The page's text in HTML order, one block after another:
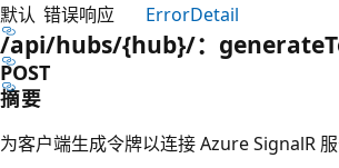
默认 错误响应 ErrorDetail
/api/hubs/{hub}/：
POST
摘要
为客户端生成令牌以连接 Azure SignalR 服